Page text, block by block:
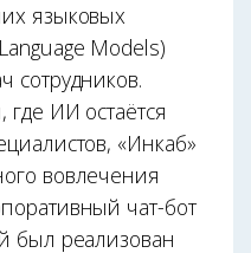
языковых
Models)
сотрудников.
ИИ остаётся
«Инкаб»
вовлечения
чат-бот
был реализован